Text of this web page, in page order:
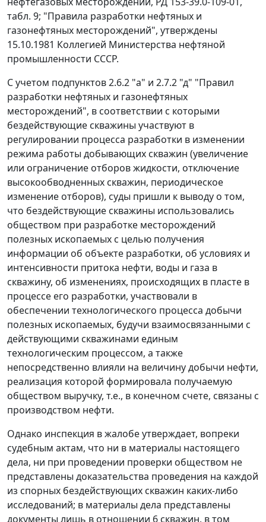
табл. 9; "Правила разработки нефтяных и
газонефтяных месторождений", утверждены
15.10.1981 Коллегией Министерства нефтяной
промышленности СССР.
С учетом подпунктов 2.6.2 "а" и 2.7.2 "д" "Правил
разработки нефтяных и газонефтяных
месторождений", в соответствии с которыми
бездействующие скважины участвуют в
регулировании процесса разработки в изменении
режима работы добывающих скважин (увеличение
или ограничение отборов жидкости, отключение
высокообводненных скважин, периодическое
изменение отборов), суды пришли к выводу о том,
что бездействующие скважины использовались
обществом при разработке месторождений
полезных ископаемых с целью получения
информации об объекте разработки, об условиях и
интенсивности притока нефти, воды и газа в
скважину, об изменениях, происходящих в пласте в
процессе его разработки, участвовали в
обеспечении технологического процесса добычи
полезных ископаемых, будучи взаимосвязанными с
действующими скважинами единым
технологическим процессом, а также
непосредственно влияли на величину добычи нефти,
реализация которой формировала получаемую
обществом выручку, т.е., в конечном счете, связаны с
производством нефти.
Однако инспекция в жалобе утверждает, вопреки
судебным актам, что ни в материалы настоящего
дела, ни при проведении проверки обществом не
представлены доказательства проведения на каждой
из спорных бездействующих скважин каких-либо
исследований; в материалы дела представлены
документы лишь в отношении 6 скважин, в том